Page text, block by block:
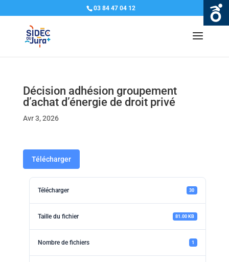
03 84 47 04 12
Décision adhésion groupement
d’achat d’énergie de droit privé
Avr 3, 2026
Télécharger
Télécharger 30
Taille du fichier 81.00 KB
Nombre de fichiers 1